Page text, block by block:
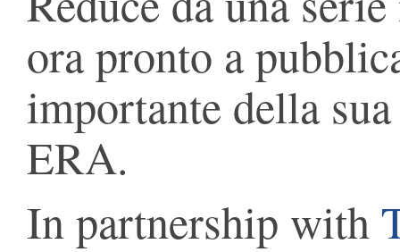
ora pronto a
importante della
ERA.
In partnership with